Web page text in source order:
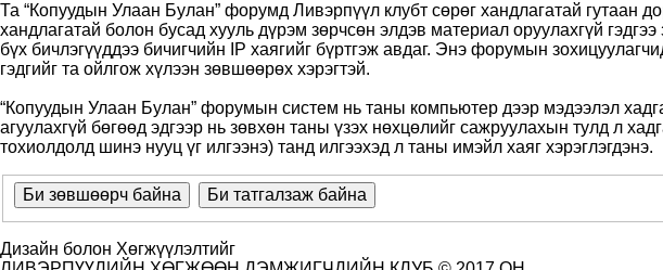
Та “Копуудын Улаан Булан” форумд Ливэрпүүл клубт сөрөг хандлагатай гутаан
хандлагатай болон бусад хууль дүрэм зөрчсөн элдэв материал оруулахгүй
бүх бичлэгүүддээ бичигчийн IP хаягийг бүртгэж авдаг. Энэ форумын
гэдгийг та ойлгож хүлээн зөвшөөрөх хэрэгтэй.
“Копуудын Улаан Булан” форумын систем нь таны компьютер дээр мэдээлэл
агуулахгүй бөгөөд эдгээр нь зөвхөн таны үзэх нөхцөлийг сажруулахын тулд л
тохиолдолд шинэ нууц үг илгээнэ) танд илгээхэд л таны имэйл хаяг хэрэглэгдэнэ.
Дизайн болон Хөгжүүлэлтийг